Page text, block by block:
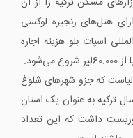
هتل‌های زنجیره لوکسی
اسپات بلو هزینه اجاره
که جزو شهرهای شلوغ
ترکیه به عنوان یک استان
و آوریل 1.4میلیون توریست داشت که این تعداد